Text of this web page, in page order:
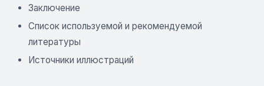
Заключение
Список используемой и рекомендуемой
литературы
Источники иллюстраций